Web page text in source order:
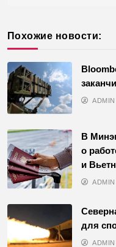
Похожие новости:
ADMIN
В
о
и
ADMIN
для
ADMIN